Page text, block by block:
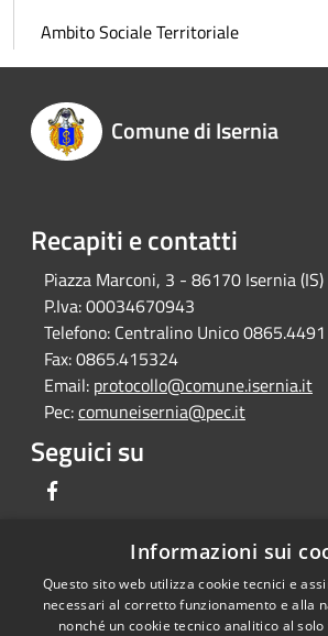
Ambito Sociale Territoriale
Comune di Isernia
Recapiti e contatti
Piazza Marconi, 3 - 86170 Isernia (IS)
P.Iva:00034670943
Telefono: Centralino Unico 0865.4491
Fax:0865.415324
Email: protocollo@comune.isernia.it
Pec:comuneisernia@pec.it
Seguici su
RSS
Accessibilità
Informazioni sui
Questo sito web utilizza cookie tecnici e
necessari al corretto funzionamento e alla
nonché un cookie tecnico analitico al